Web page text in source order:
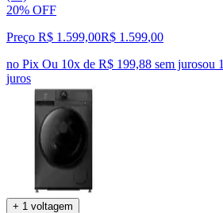
20% OFF
Preço R$ 1.599,00R$ 1.599,00
no Pix Ou 10x de R$ 199,88 sem jurosou
juros
+ 1 voltagem